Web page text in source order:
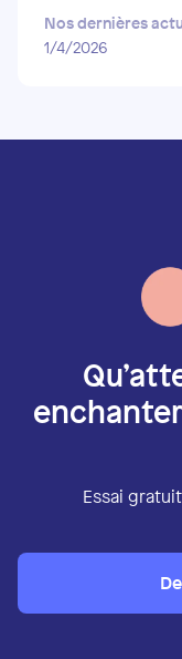
Nos dernières
1/4/2026
Essai